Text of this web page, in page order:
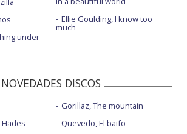
under
Ellie Goulding, I know too
much
NOVEDADES DISCOS
Gorillaz, The mountain
Quevedo, El baifo